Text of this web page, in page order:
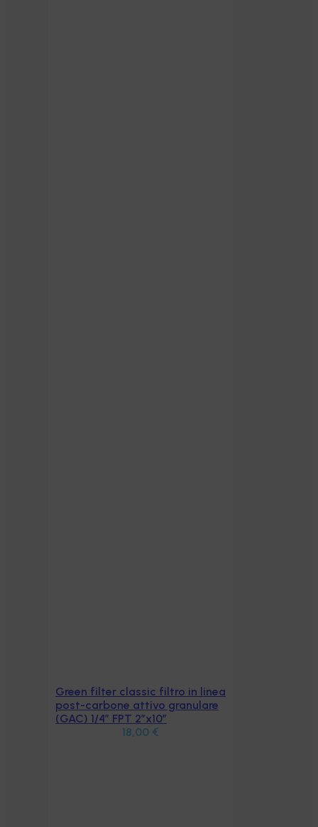
Aggiungi al carrello
Green filter classic filtro in linea
post-carbone attivo granulare
(GAC) 1/4″ FPT 2″x10″
18,00 €